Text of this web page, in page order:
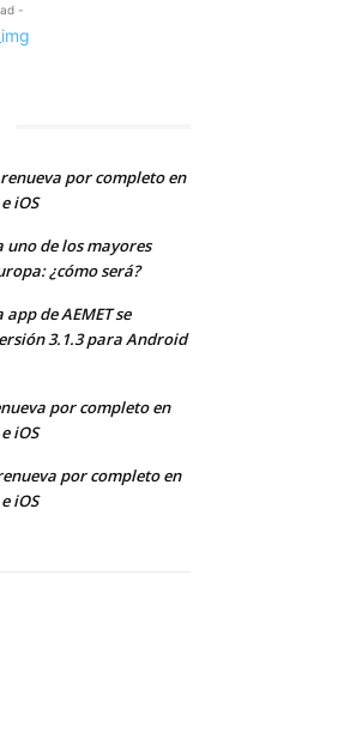
-
renueva por completo en
iOS
uno de los mayores
¿cómo será?
app de AEMET se
3.1.3 para Android
por completo en
iOS
por completo en
iOS